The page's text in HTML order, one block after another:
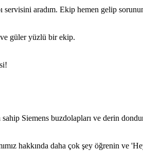
servisini aradım. Ekip hemen gelip
güler yüzlü bir ekip.
Siemens buzdolapları ve derin
hakkında daha çok şey öğrenin ve